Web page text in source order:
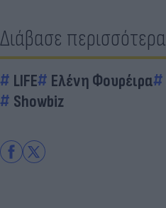
Διάβασε περισσότερα
LIFE Ελένη Φουρέιρα
Showbiz